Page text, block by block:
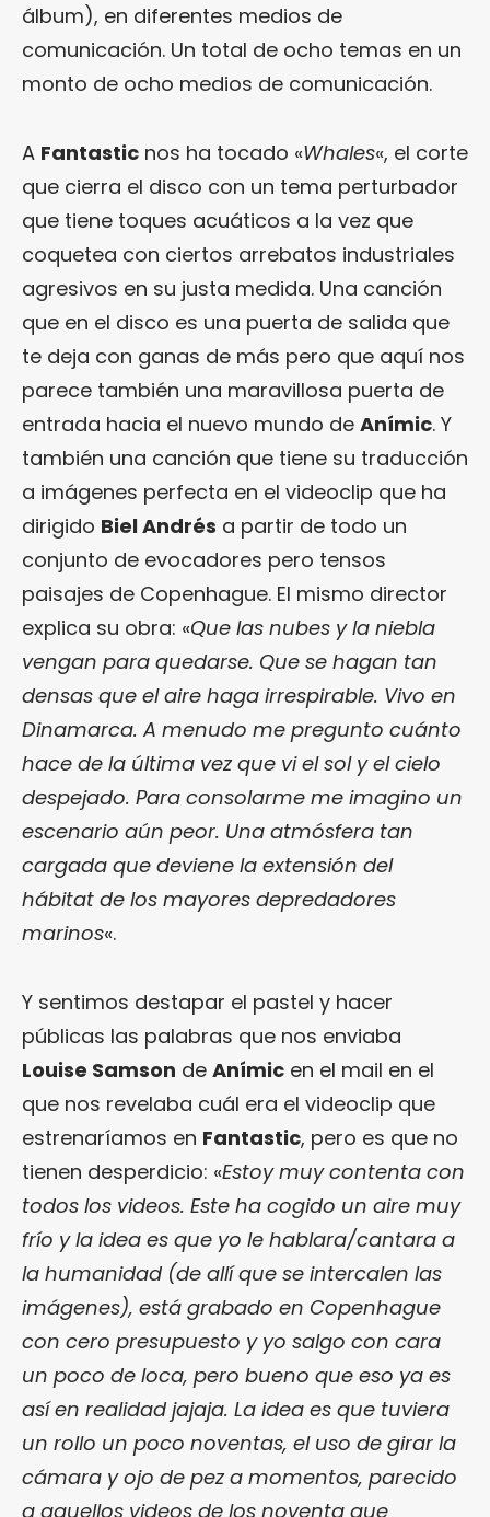
álbum), en diferentes medios de
comunicación. Un total de ocho temas en un
monto de ocho medios de comunicación.
A Fantastic nos ha tocado «Whales«, el corte
que cierra el disco con un tema perturbador
que tiene toques acuáticos a la vez que
coquetea con ciertos arrebatos industriales
agresivos en su justa medida. Una canción
que en el disco es una puerta de salida que
te deja con ganas de más pero que aquí nos
parece también una maravillosa puerta de
entrada hacia el nuevo mundo de Anímic. Y
también una canción que tiene su traducción
a imágenes perfecta en el videoclip que ha
dirigido Biel Andrés a partir de todo un
conjunto de evocadores pero tensos
paisajes de Copenhague. El mismo director
explica su obra: «Que las nubes y la niebla
vengan para quedarse. Que se hagan tan
densas que el aire haga irrespirable. Vivo en
Dinamarca. A menudo me pregunto cuánto
hace de la última vez que vi el sol y el cielo
despejado. Para consolarme me imagino un
escenario aún peor. Una atmósfera tan
cargada que deviene la extensión del
hábitat de los mayores depredadores
marinos«.
Y sentimos destapar el pastel y hacer
públicas las palabras que nos enviaba
Louise Samson de Anímic en el mail en el
que nos revelaba cuál era el videoclip que
estrenaríamos en Fantastic, pero es que no
tienen desperdicio: «Estoy muy contenta con
todos los videos. Este ha cogido un aire muy
frío y la idea es que yo le hablara/cantara a
la humanidad (de allí que se intercalen las
imágenes), está grabado en Copenhague
con cero presupuesto y yo salgo con cara
un poco de loca, pero bueno que eso ya es
así en realidad jajaja. La idea es que tuviera
un rollo un poco noventas, el uso de girar la
cámara y ojo de pez a momentos, parecido
a aquellos videos de los noventa que